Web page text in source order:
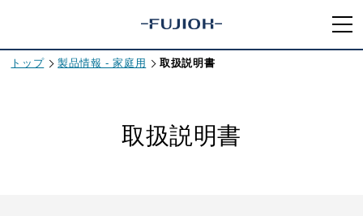
トップ 製品情報 - 家庭用 取扱説明書
取扱説明書